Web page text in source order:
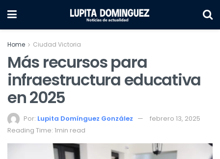
Home Ciudad Victoria
Más recursos para
infraestructura educativa
en 2025
Por: Lupita Domínguez González
febrero 13, 2025
Reading Time: 1min read